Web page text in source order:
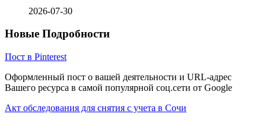
2026-07-30
Новые Подробности
Пост в Pinterest
Оформленный пост о вашей деятельности и URL-адрес
Вашего ресурса в самой популярной соц.сети от Google
Акт обследования для снятия с учета в Сочи